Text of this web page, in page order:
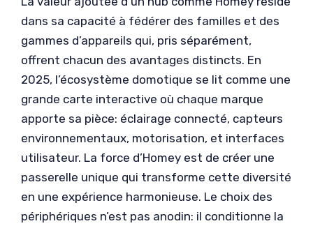
dans sa capacité à fédérer des familles et des
gammes d’appareils qui, pris séparément,
offrent chacun des avantages distincts. En
2025, l’écosystème domotique se lit comme une
grande carte interactive où chaque marque
apporte sa pièce: éclairage connecté, capteurs
environnementaux, motorisation, et interfaces
utilisateur. La force d’Homey est de créer une
passerelle unique qui transforme cette diversité
en une expérience harmonieuse. Le choix des
périphériques n’est pas anodin: il conditionne la